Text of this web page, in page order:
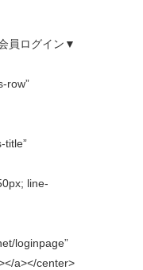
グイン▼
row”
title”
line-
loginpage”
a></center>